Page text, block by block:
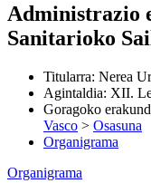
Administrazio
Sanitarioko
Titularra: Nerea
Agintaldia: XII.
Goragoko
Vasco > Osasuna
Organigrama
Organigrama